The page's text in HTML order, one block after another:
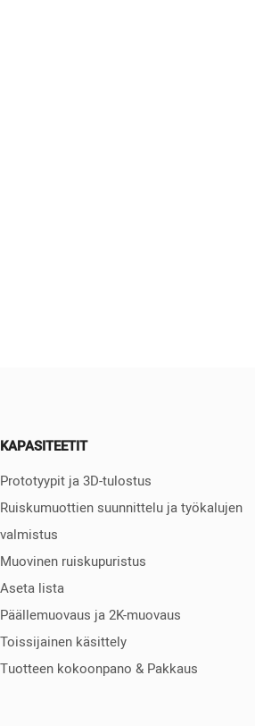
KAPASITEETIT
Prototyypit ja 3D-tulostus
Ruiskumuottien suunnittelu ja työkalujen
valmistus
Muovinen ruiskupuristus
Aseta lista
Päällemuovaus ja 2K-muovaus
Toissijainen käsittely
Tuotteen kokoonpano & Pakkaus